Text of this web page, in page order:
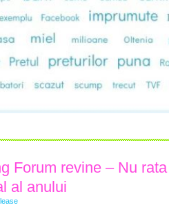
Forum revine – Nu
al anului